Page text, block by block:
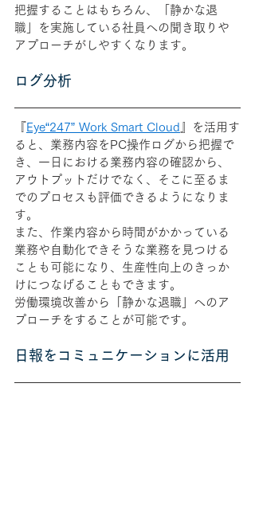
把握することはもちろん、「静かな退
職」を実施している社員への聞き取りや
アプローチがしやすくなります。
ログ分析
Eye“247” Work Smart Cloud
を活用す
ると、業務内容をPC操作ログから把握で
き、一日における業務内容の確認から、
アウトプットだけでなく、そこに至るま
でのプロセスも評価できるようになりま
す。
また、作業内容から時間がかかっている
業務や自動化できそうな業務を見つける
ことも可能になり、生産性向上のきっか
けにつなげることもできます。
労働環境改善から「静かな退職」へのア
プローチをすることが可能です。
日報をコミュニケーションに活用